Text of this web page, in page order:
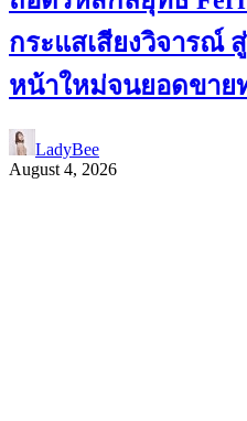
กระแสเสียงวิจารณ์
หน้าใหม่จนยอดขาย
LadyBee
August 4, 2026